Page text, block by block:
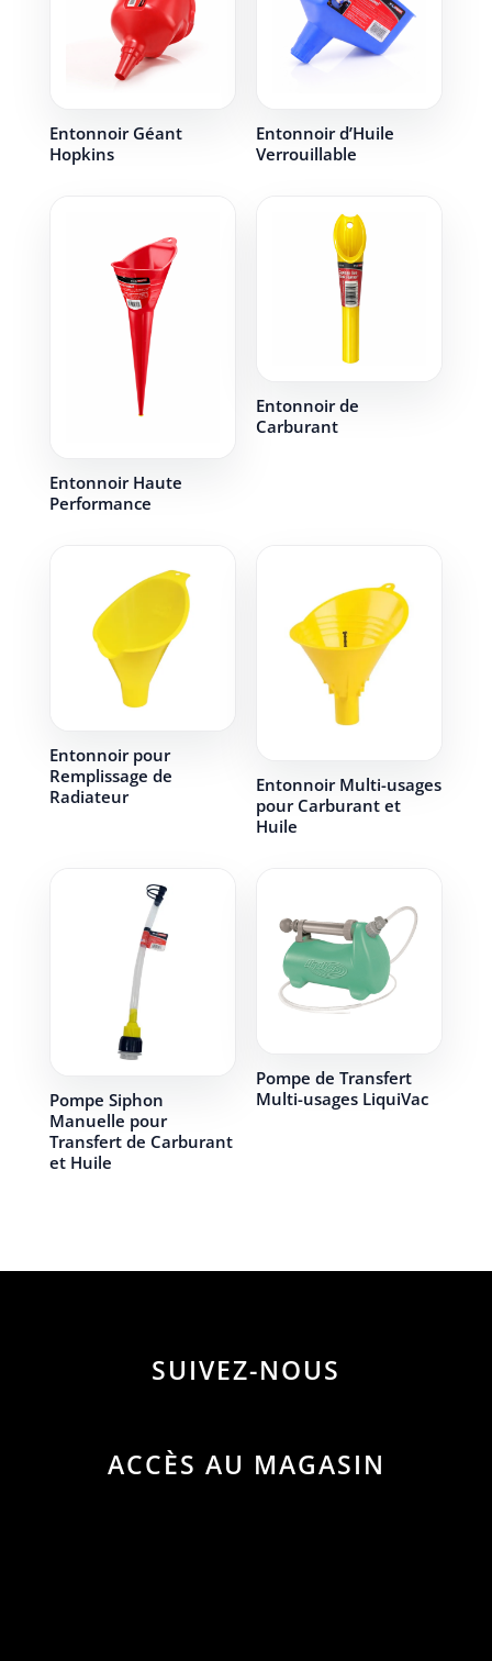
Entonnoir Géant
Hopkins
Entonnoir d’Huile
Verrouillable
Entonnoir Haute
Performance
Entonnoir de
Carburant
Entonnoir pour
Remplissage de
Radiateur
Entonnoir Multi-usages
pour Carburant et
Huile
Pompe Siphon
Manuelle pour
Transfert de Carburant
et Huile
Pompe de Transfert
Multi-usages LiquiVac
SUIVEZ-NOUS
ACCÈS AU MAGASIN